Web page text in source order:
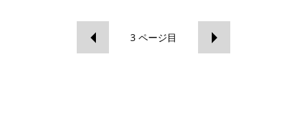
3 ページ目